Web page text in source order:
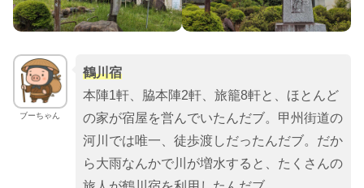
ブーちゃん
鶴川宿
本陣1軒、脇本陣2軒、旅籠8軒と、ほとんど
の家が宿屋を営んでいたんだブ。甲州街道の
河川では唯一、徒歩渡しだったんだブ。だか
ら大雨なんかで川が増水すると、たくさんの